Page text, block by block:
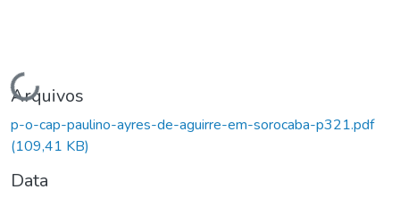
Carregando...
Arquivos
p-o-cap-paulino-ayres-de-aguirre-em-sorocaba-p321.pdf
(109,41 KB)
Data